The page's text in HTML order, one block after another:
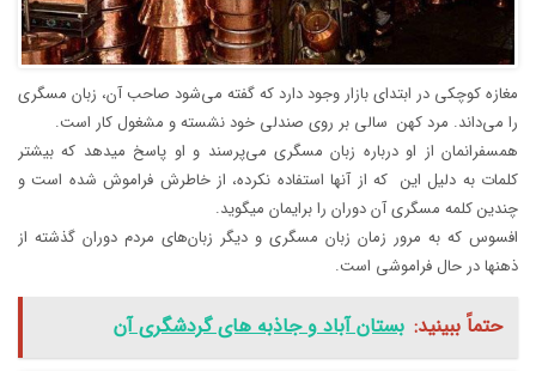
مغازه کوچکی در ابتدای بازار وجود دارد که گفته می‌شود صاحب آن، زبان مسگری
را می‌داند. مرد کهن ‎ سالی بر روی صندلی خود نشسته و مشغول کار است.
همسفرانمان از او درباره زبان مسگری می‌پرسند و او پاسخ می‎دهد که بیشتر
کلمات به دلیل این ‎ که از آن‎ها استفاده نکرده، از خاطرش فراموش شده است و
چندین کلمه مسگری آن دوران را برایمان می‎گوید.
افسوس که به مرور زمان زبان مسگری و دیگر زبان‌های مردم دوران گذشته از
ذهن‎ها در حال فراموشی است.
حتماً ببینید: بستان آباد و جاذبه های گردشگری آن